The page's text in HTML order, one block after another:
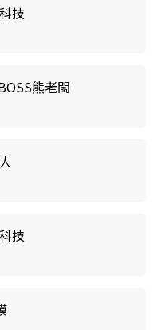
技
熊老闆
技